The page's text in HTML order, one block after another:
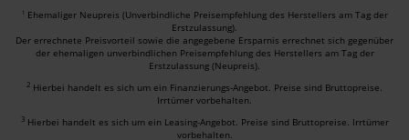
1 Ehemaliger Neupreis (Unverbindliche Preisempfehlung des Herstellers am Tag der
Erstzulassung).
Der errechnete Preisvorteil sowie die angegebene Ersparnis errechnet sich gegenüber
der ehemaligen unverbindlichen Preisempfehlung des Herstellers am Tag der
Erstzulassung (Neupreis).
2 Hierbei handelt es sich um ein Finanzierungs-Angebot. Preise sind Bruttopreise.
Irrtümer vorbehalten.
3 Hierbei handelt es sich um ein Leasing-Angebot. Preise sind Bruttopreise. Irrtümer
vorbehalten.